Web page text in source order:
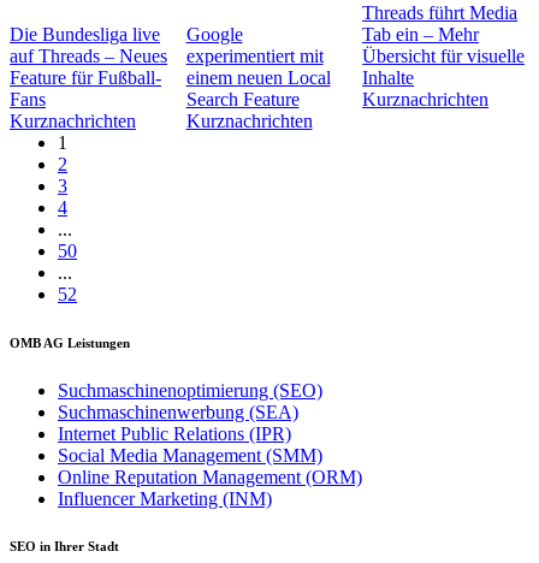
Die Bundesliga live
auf Threads – Neues
Feature für Fußball-
Fans
Kurznachrichten
Google
experimentiert mit
einem neuen Local
Search Feature
Kurznachrichten
Threads führt Media
Tab ein – Mehr
Übersicht für visuelle
Inhalte
Kurznachrichten
1
2
3
4
...
50
...
52
OMB AG Leistungen
Suchmaschinenoptimierung (SEO)
Suchmaschinenwerbung (SEA)
Internet Public Relations (IPR)
Social Media Management (SMM)
Online Reputation Management (ORM)
Influencer Marketing (INM)
SEO in Ihrer Stadt